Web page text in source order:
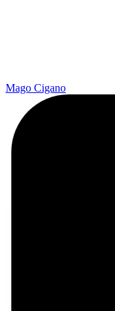
Mago Cigano